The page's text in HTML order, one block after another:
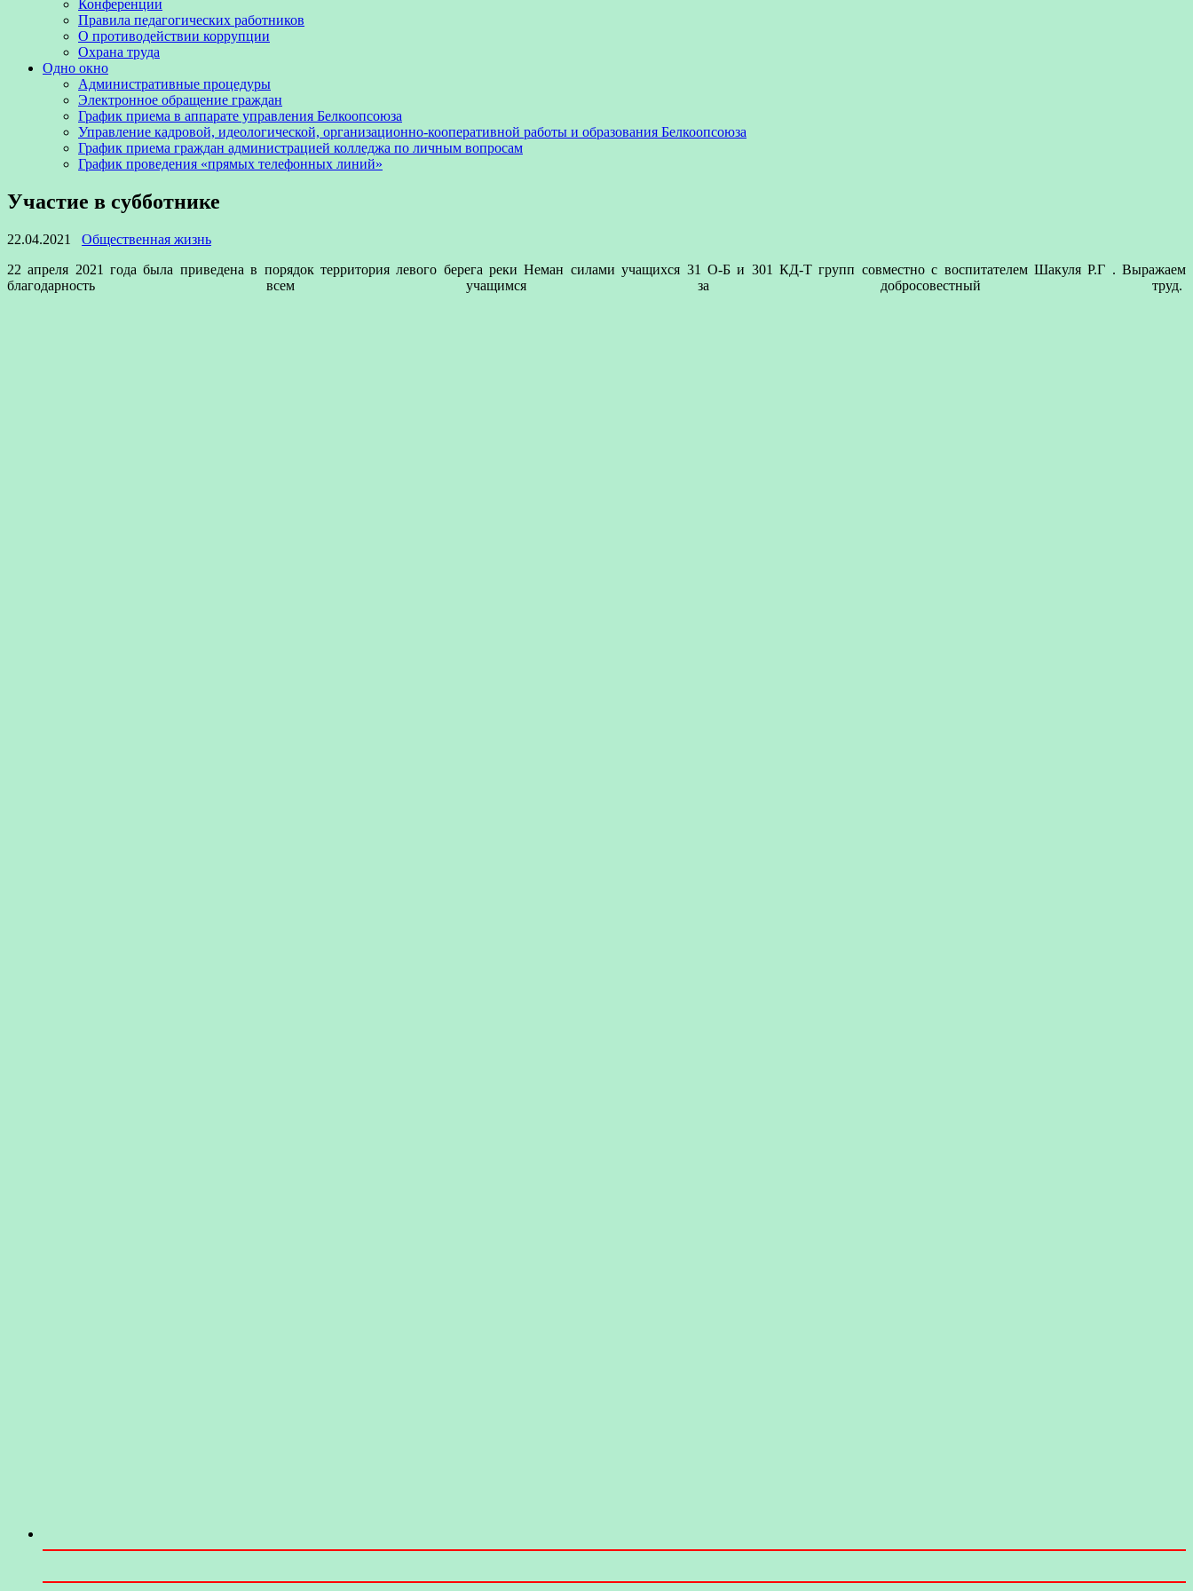
Конференции
Правила педагогических работников
О противодействии коррупции
Охрана труда
Одно окно
Административные процедуры
Электронное обращение граждан
График приема в аппарате управления Белкоопсоюза
Управление кадровой, идеологической, организационно-кооперативной работы и образования Белкоопсоюза
График приема граждан администрацией колледжа по личным вопросам
График проведения «прямых телефонных линий»
Участие в субботнике
22.04.2021
Общественная жизнь
22 апреля 2021 года была приведена в порядок территория левого берега реки Неман силами учащихся 31 О-Б и 301 КД-Т групп совместно с воспитателем Шакуля Р.Г . Выражаем
благодарность всем учащимся за добросовестный труд.